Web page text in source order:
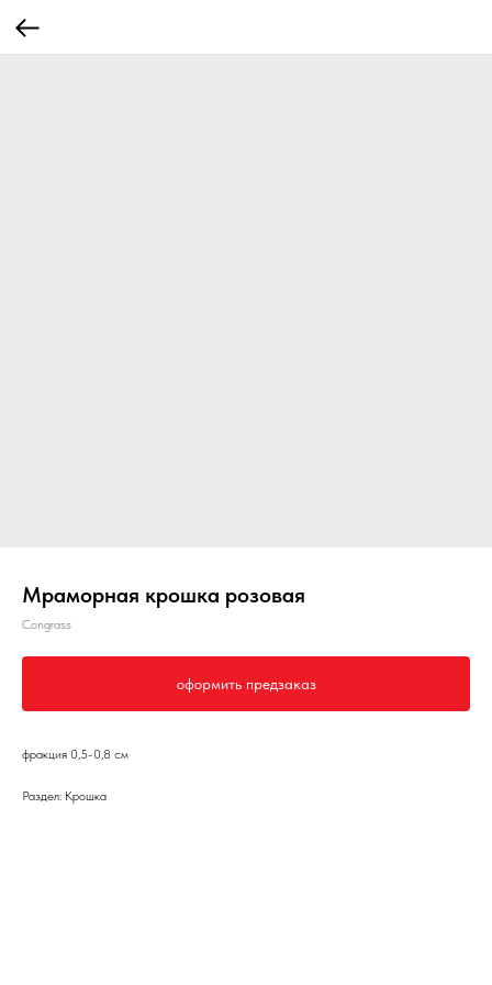
Мраморная крошка розовая
Congrass
оформить предзаказ
фракция 0,5-0,8 см
Раздел: Крошка